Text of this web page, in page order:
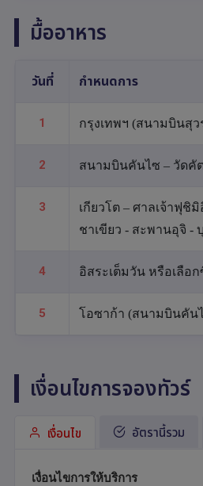
มื้ออาหาร
วันที่ กำหนดการ
1 กรุงเทพฯ (สนามบินสุว
2 สนามบินคันไซ – วัดคั
3
เกียวโต – ศาลเจ้าฟุชิ
ชาเขียว - สะพานอุจิ
4 อิสระเต็มวัน หรือเลือ
5 โอซาก้า (สนามบินคันไ
เงื่อนไขการจองทัวร์
เงื่อนไข อัตรานี้รวม
เงื่อนไขการให้บริการ